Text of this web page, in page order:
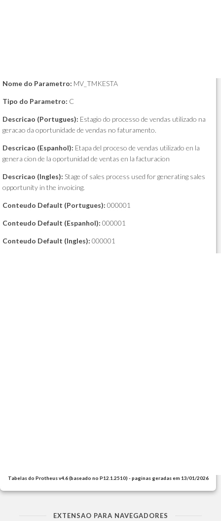
Nome do Parametro: MV_TMKESTA
Tipo do Parametro: C
Descricao (Portugues): Estagio do processo de vendas utilizado na
geracao da oportunidade de vendas no faturamento.
Descricao (Espanhol): Etapa del proceso de vendas utilizado en la
genera cion de la oportunidad de ventas en la facturacion
Descricao (Ingles): Stage of sales process used for generating sales
opportunity in the invoicing.
Conteudo Default (Portugues): 000001
Conteudo Default (Espanhol): 000001
Conteudo Default (Ingles): 000001
Tabelas do Protheus v4.6 (baseado no P12.1.2510) - paginas geradas em 13/01/2026
EXTENSAO PARA NAVEGADORES